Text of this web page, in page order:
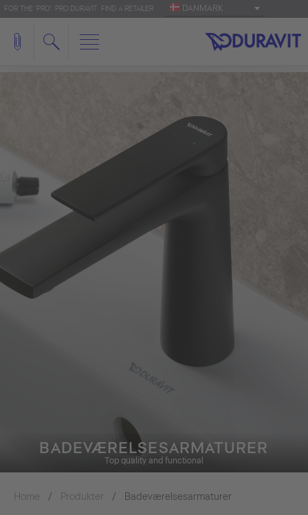
FOR THE 'PRO': PRO.DURAVIT FIND A RETAILER DANMARK
BADEVÆRELSESARMATURER
Top quality and functional
Home Produkter Badeværelsesarmaturer